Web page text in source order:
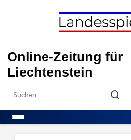
Online-Zeitung für
Liechtenstein
Search
Search